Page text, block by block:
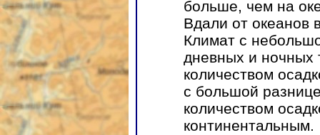
больше, чем на
Вдали от океанов
Климат с
дневных и ночных
количеством
с большой
количеством
континентальным.